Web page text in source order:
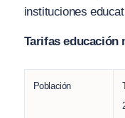
instituciones
Tarifaseducación
Población